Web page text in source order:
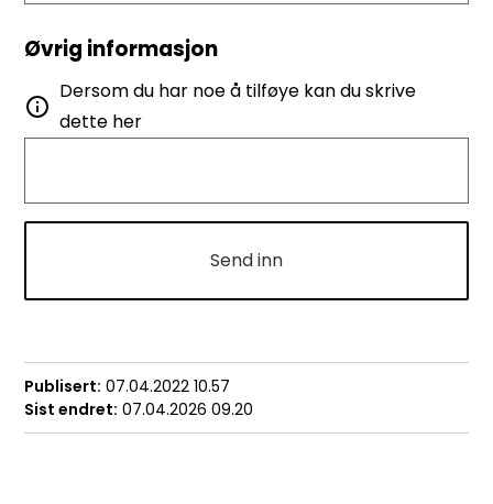
Øvrig informasjon
Dersom du har noe å tilføye kan du skrive
dette her
Send inn
Publisert 07.04.2022 10.57
Sist endret 07.04.2026 09.20